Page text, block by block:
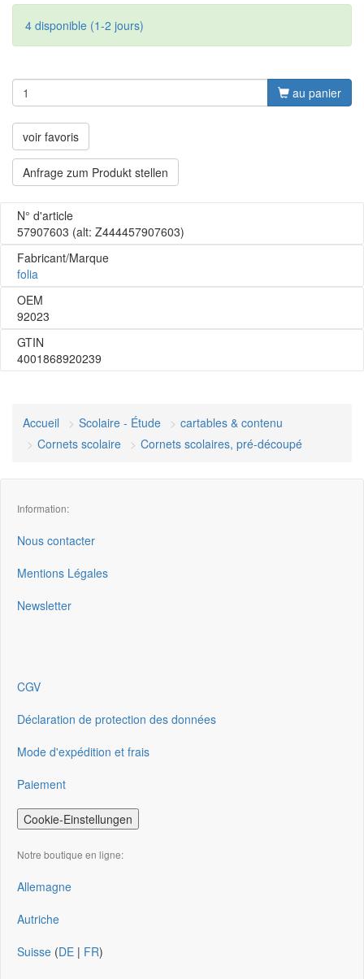
4 disponible (1-2 jours)
au panier
voir favoris
Anfrage zum Produkt stellen
N° d'article
57907603 (alt: Z444457907603)
Fabricant/Marque
folia
OEM
92023
GTIN
4001868920239
Accueil Scolaire - Étude
cartables & contenu
Cornets scolaire
Cornets scolaires, pré-découpé
Information:
Nous contacter
Mentions Légales
Newsletter
CGV
Déclaration de protection des données
Mode d'expédition et frais
Paiement
Cookie-Einstellungen
Notre boutique en ligne:
Allemagne
Autriche
Suisse (DE | FR)